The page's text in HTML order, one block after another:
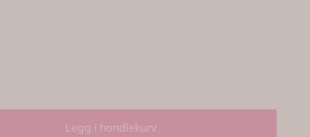
Legg i handlekurv